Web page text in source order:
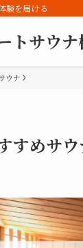
験を届ける
トサウ
ウナ
すめサ